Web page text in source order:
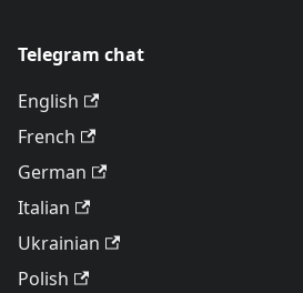
Telegram chat
English
French
German
Italian
Ukrainian
Polish